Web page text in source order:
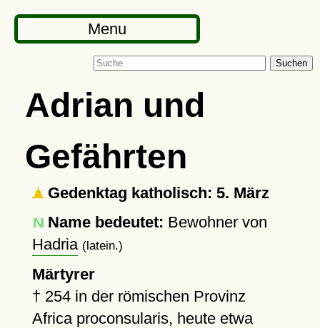
Menu
Suchen
Adrian und
Gefährten
Gedenktag katholisch: 5. März
Name bedeutet: Bewohner von
Hadria (latein.)
Märtyrer
† 254in der römischen Provinz
Africa proconsularis, heute etwa